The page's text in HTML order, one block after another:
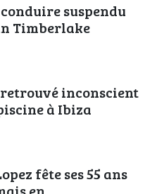
suspendu
Timberlake
inconscient
à Ibiza
fête ses 55 ans